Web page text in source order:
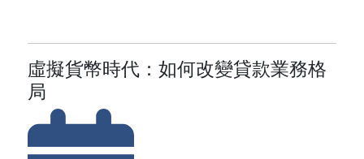
虛擬貨幣時代：如何改變貸款業務格
局